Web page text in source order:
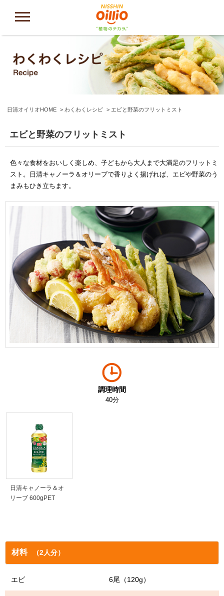
日清オイリオHOME わくわくレシピ エビと野菜のフリットミスト
エビと野菜のフリットミスト
色々な食材をおいしく楽しめ、子どもから大人まで大満足のフリットミ
スト。日清キャノーラ＆オリーブで香りよく揚げれば、エビや野菜のう
まみもひき立ちます。
調理時間
40分
日清キャノーラ＆オ
リーブ 600gPET
材料 （2人分）
エビ 6尾（120g）